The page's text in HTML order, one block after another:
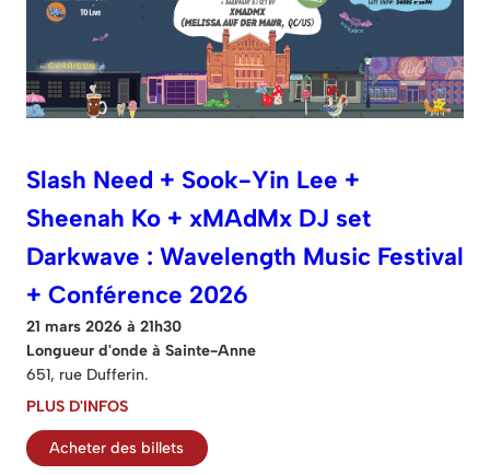
Slash Need + Sook-Yin Lee +
Sheenah Ko + xMAdMx DJ set
Darkwave : Wavelength Music Festival
+ Conférence 2026
21 mars 2026 à 21h30
Longueur d'onde à Sainte-Anne
651, rue Dufferin.
PLUS D'INFOS
Acheter des billets